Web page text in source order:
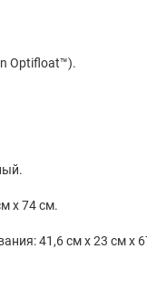
Optifloat™).
x 74 см.
41,6 см x 23 см x